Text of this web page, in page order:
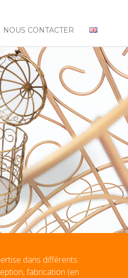
NOUS CONTACTER
dans différents
fabrication (en